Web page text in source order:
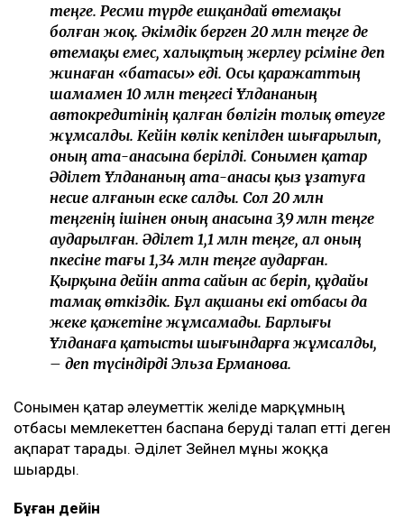
теңге. Ресми түрде ешқандай өтемақы
болған жоқ. Әкімдік берген 20 млн теңге де
өтемақы емес, халықтың жерлеу рәсіміне деп
жинаған «батасы» еді. Осы қаражаттың
шамамен 10 млн теңгесі Ұлдананың
автокредитінің қалған бөлігін толық өтеуге
жұмсалды. Кейін көлік кепілден шығарылып,
оның ата-анасына берілді. Сонымен қатар
Әділет Ұлдананың ата-анасы қыз ұзатуға
несие алғанын еске салды. Сол 20 млн
теңгенің ішінен оның анасына 3,9 млн теңге
аударылған. Әділет 1,1 млн теңге, ал оның
әпкесіне тағы 1,34 млн теңге аударған.
Қырқына дейін апта сайын ас беріп, құдайы
тамақ өткіздік. Бұл ақшаны екі отбасы да
жеке қажетіне жұмсамады. Барлығы
Ұлданаға қатысты шығындарға жұмсалды,
– деп түсіндірді Эльза Ерманова.
Сонымен қатар әлеуметтік желіде марқұмның
отбасы мемлекеттен баспана беруді талап етті деген
ақпарат тарады. Әділет Зейнел мұны жоққа
шығарды.
Бұған дейін